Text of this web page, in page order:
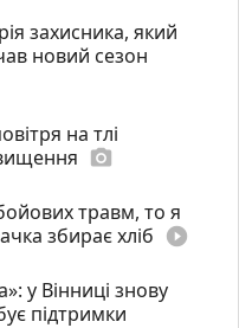
захисника, який
новий сезон
на тлі
photo_camera
травм, то я
збирає хліб play_circle_filled
у Вінниці знову
підтримки